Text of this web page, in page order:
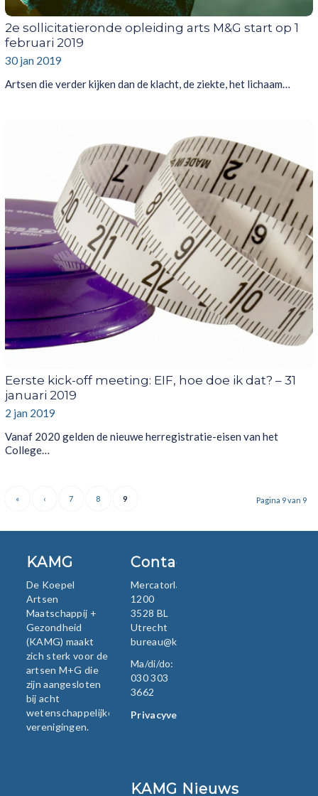
2e sollicitatieronde opleiding arts M&G start op 1
februari 2019
30 jan 2019
Artsen die verder kijken dan de klacht, de ziekte, het lichaam…
Eerste kick-off meeting: EIF, hoe doe ik dat? – 31
januari 2019
2 jan 2019
Vanaf 2020 gelden de nieuwe herregistratie-eisen van het
College…
Pagina 9 van 9
« ‹ 7 8 9
KAMG
De Koepel
Artsen
Maatschappij +
Gezondheid
(KAMG) maakt
zich sterk voor de
artsen M+G die
zijn aangesloten
bij acht
wetenschappelijke
verenigingen.
Contact
Mercatorlaan
1200
3528 BL
Utrecht
bureau@kamg.nl
Ma/di/do:
030 303
3662
Privacyverklaring
KAMG Nieuws